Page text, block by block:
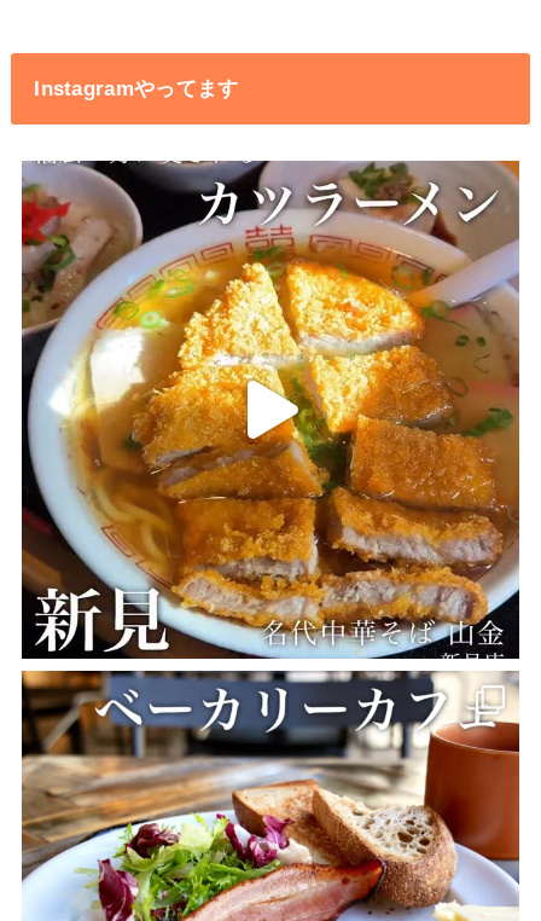
Instagramやってます